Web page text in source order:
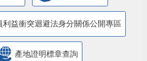
利益衝突迴避法身分關係公開專區
產地證明標章查詢